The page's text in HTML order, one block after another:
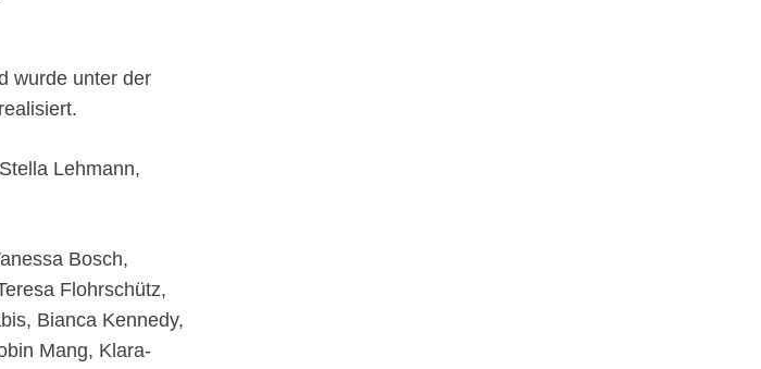
wurde unter der
Lehmann,
Bosch,
Flohrschütz,
Bianca Kennedy,
Mang, Klara-